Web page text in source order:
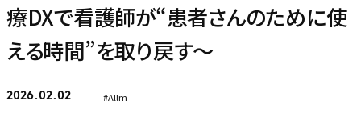
療DXで看護師が“患者さんのために使
える時間”を取り戻す〜
2026.02.02 #Allm